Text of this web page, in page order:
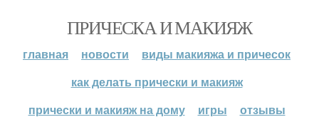
ПРИЧЕСКА И МАКИЯЖ
главная новости
виды макияжа и причесок
как делать прически и макияж
прически и макияж на дому
игры отзывы